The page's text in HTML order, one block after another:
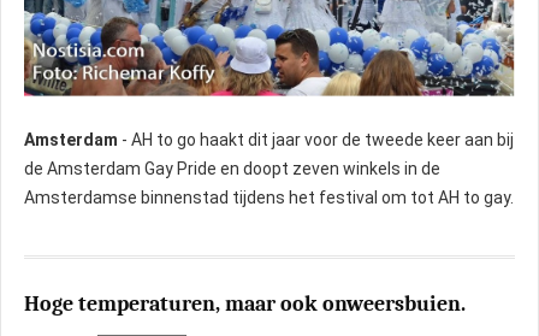
Amsterdam - AH to go haakt dit jaar voor de tweede keer aan bij
de Amsterdam Gay Pride en doopt zeven winkels in de
Amsterdamse binnenstad tijdens het festival om tot AH to gay.
Hoge temperaturen, maar ook onweersbuien.